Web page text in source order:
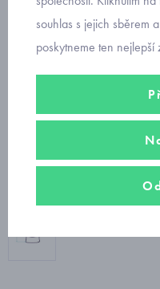
4 a 5
souhlas s jejich sběrem
poskytneme ten